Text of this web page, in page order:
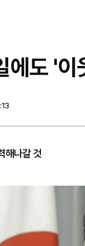
에도 '
해나갈 것